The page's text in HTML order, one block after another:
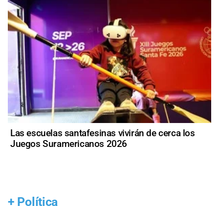
Las escuelas santafesinas vivirán de cerca los
Juegos Suramericanos 2026
+ Política